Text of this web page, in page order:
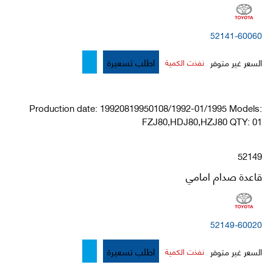
52141-60060
السعر غير متوفر نفذت الكمية اطلب تسعيرة
Production date: 19920819950108/1992-01/1995 Models:
FZJ80,HDJ80,HZJ80 QTY: 01
52149
قاعدة صدام امامي
52149-60020
السعر غير متوفر نفذت الكمية اطلب تسعيرة